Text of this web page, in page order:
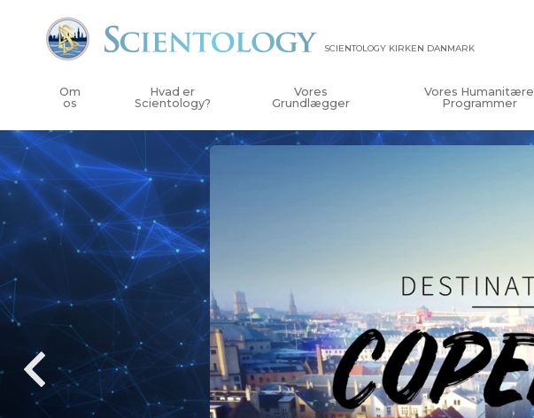
SCIENTOLOGY KIRKEN DANMARK
Om
os
Hvad er
Scientology?
Vores
Grundlægger
Vores Humanitære
Programmer